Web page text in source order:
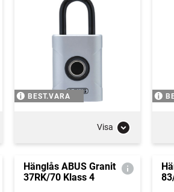
BEST.VARA
Visa
Hänglås ABUS Granit
37RK/70 Klass 4